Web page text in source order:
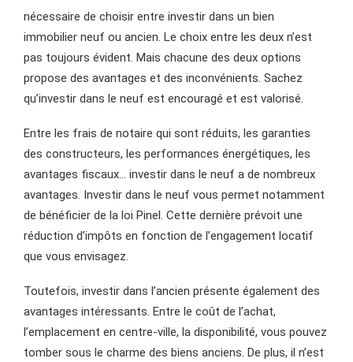
nécessaire de choisir entre investir dans un bien
immobilier neuf ou ancien. Le choix entre les deux n’est
pas toujours évident. Mais chacune des deux options
propose des avantages et des inconvénients. Sachez
qu’investir dans le neuf est encouragé et est valorisé.
Entre les frais de notaire qui sont réduits, les garanties
des constructeurs, les performances énergétiques, les
avantages fiscaux… investir dans le neuf a de nombreux
avantages. Investir dans le neuf vous permet notamment
de bénéficier de la loi Pinel. Cette dernière prévoit une
réduction d’impôts en fonction de l’engagement locatif
que vous envisagez.
Toutefois, investir dans l’ancien présente également des
avantages intéressants. Entre le coût de l’achat,
l’emplacement en centre-ville, la disponibilité, vous pouvez
tomber sous le charme des biens anciens. De plus, il n’est